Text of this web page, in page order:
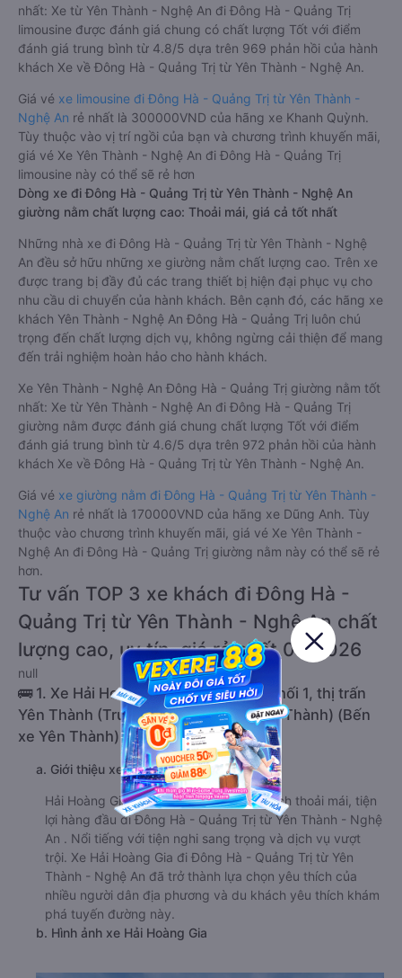
nhất: Xe từ Yên Thành - Nghệ An đi Đông Hà - Quảng Trị
limousine được đánh giá chung có chất lượng Tốt với điểm
đánh giá trung bình từ 4.8/5 dựa trên 969 phản hồi của hành
khách Xe về Đông Hà - Quảng Trị từ Yên Thành - Nghệ An.
Giá vé xe limousine đi Đông Hà - Quảng Trị từ Yên Thành -
Nghệ An rẻ nhất là 300000VND của hãng xe Khanh Quỳnh.
Tùy thuộc vào vị trí ngồi của bạn và chương trình khuyến mãi,
giá vé Xe Yên Thành - Nghệ An đi Đông Hà - Quảng Trị
limousine này có thể sẽ rẻ hơn
Dòng xe đi Đông Hà - Quảng Trị từ Yên Thành - Nghệ An
giường nằm chất lượng cao: Thoải mái, giá cả tốt nhất
Những nhà xe đi Đông Hà - Quảng Trị từ Yên Thành - Nghệ
An đều sở hữu những xe giường nằm chất lượng cao. Trên xe
được trang bị đầy đủ các trang thiết bị hiện đại phục vụ cho
nhu cầu di chuyển của hành khách. Bên cạnh đó, các hãng xe
khách Yên Thành - Nghệ An Đông Hà - Quảng Trị luôn chú
trọng đến chất lượng dịch vụ, không ngừng cải thiện để mang
đến trải nghiệm hoàn hảo cho hành khách.
Xe Yên Thành - Nghệ An Đông Hà - Quảng Trị giường nằm tốt
nhất: Xe từ Yên Thành - Nghệ An đi Đông Hà - Quảng Trị
giường nằm được đánh giá chung chất lượng Tốt với điểm
đánh giá trung bình từ 4.6/5 dựa trên 972 phản hồi của hành
khách Xe về Đông Hà - Quảng Trị từ Yên Thành - Nghệ An.
Giá vé xe giường nằm đi Đông Hà - Quảng Trị từ Yên Thành -
Nghệ An rẻ nhất là 170000VND của hãng xe Dũng Anh. Tùy
thuộc vào chương trình khuyến mãi, giá vé Xe Yên Thành -
Nghệ An đi Đông Hà - Quảng Trị giường nằm này có thể sẽ rẻ
hơn.
Tư vấn TOP 3 xe khách đi Đông Hà -
Quảng Trị từ Yên Thành - Nghệ An chất
lượng cao, uy tín, giá rẻ nhất 08/2026
null
🚌 1. Xe Hải Hoàng Gia khởi hành tại Khối 1, thị trấn
Yên Thành (Trung Tâm Dự Phòng Yên Thành) (Bến
xe Yên Thành)
a. Giới thiệu xe Hải Hoàng Gia
Hải Hoàng Gia cung cấp dịch vụ xe khách thoải mái, tiện
lợi hàng đầu đi Đông Hà - Quảng Trị từ Yên Thành - Nghệ
An . Nổi tiếng với tiện nghi sang trọng và dịch vụ vượt
trội. Xe Hải Hoàng Gia đi Đông Hà - Quảng Trị từ Yên
Thành - Nghệ An đã trở thành lựa chọn yêu thích của
nhiều người dân địa phương và du khách yêu thích khám
phá tuyến đường này.
b. Hình ảnh xe Hải Hoàng Gia